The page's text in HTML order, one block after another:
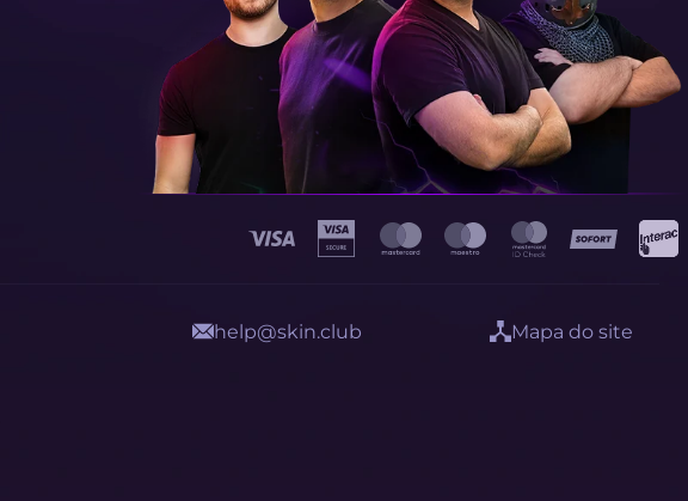
help@skin.club Mapa do site